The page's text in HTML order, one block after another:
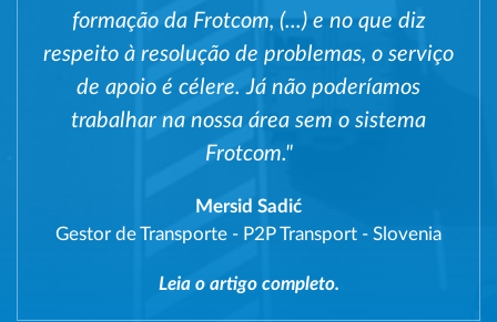
formação da Frotcom, (...) e no que diz
respeito à resolução de problemas, o serviço
de apoio é célere. Já não poderíamos
trabalhar na nossa área sem o sistema
Frotcom."
Mersid Sadić
Gestor de Transporte - P2P Transport - Slovenia
Leia o artigo completo.